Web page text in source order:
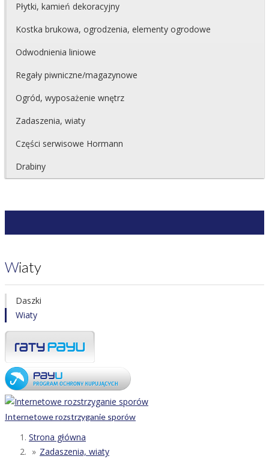
Płytki, kamień dekoracyjny
Kostka brukowa, ogrodzenia, elementy ogrodowe
Odwodnienia liniowe
Regały piwniczne/magazynowe
Ogród, wyposażenie wnętrz
Zadaszenia, wiaty
Części serwisowe Hormann
Drabiny
Wiaty
Daszki
Wiaty
Internetowe rozstrzyganie sporów
Strona główna
Zadaszenia, wiaty